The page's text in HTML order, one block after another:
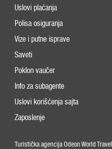
Uslovi plaćanja
Polisa osiguranja
Vize i putne isprave
Saveti
Poklon vaučer
Info za subagente
Uslovi korišćenja sajta
Zaposlenje
Turistička agencija Odeon World Travel